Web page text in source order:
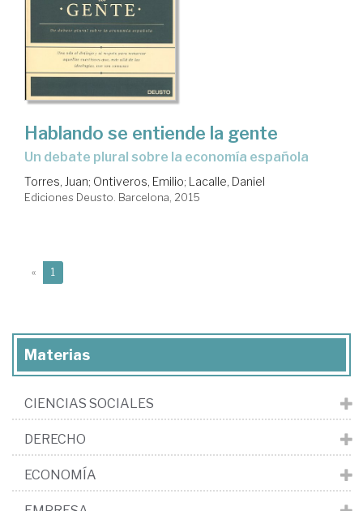
Hablando se entiende la gente
un debate plural sobre la economía española
Torres, Juan; Ontiveros, Emilio; Lacalle, Daniel
Ediciones Deusto. Barcelona, 2015
« 1
Materias
CIENCIAS SOCIALES
DERECHO
ECONOMÍA